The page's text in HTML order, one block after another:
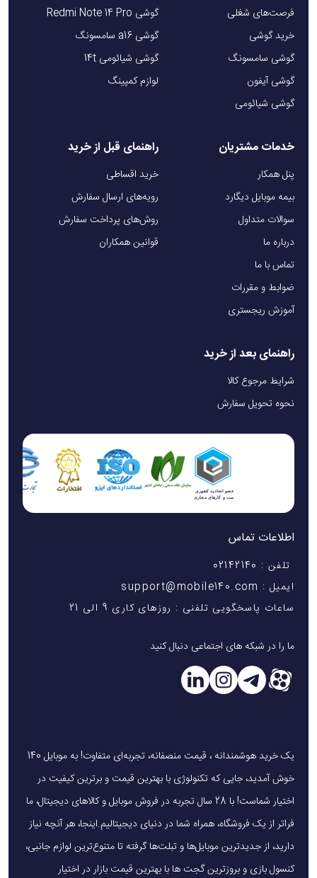
فرصت‌های شغلی
خرید گوشی
گوشی سامسونگ
گوشی آیفون
گوشی شیائومی
گوشی Redmi Note 14 Pro
گوشی a16 سامسونگ
گوشی شیائومی 14t
لوازم کمپینگ
خدمات مشتریان
پنل همکار
بیمه موبایل دیگارد
سوالات متداول
درباره ما
تماس با ما
ضوابط و مقررات
آموزش ریجستری
راهنمای قبل از خرید
خرید اقساطی
رویه‌های ارسال سفارش
روش‌های پرداخت سفارش
قوانین همکاران
راهنمای بعد از خرید
شرایط مرجوع کالا
نحوه تحویل سفارش
اطلاعات تماس
تلفن : 02142140
ایمیل : support@mobile140.com
ساعات پاسخگویی تلفنی : روزهای کاری 9 الی 21
ما را در شبکه های اجتماعی دنبال کنید
یک خرید هوشمندانه ، قیمت منصفانه، تجربه‌ای متفاوت! به موبایل 140
خوش آمدید، جایی که تکنولوژی با بهترین قیمت و برترین کیفیت در
اختیار شماست! با 28 سال تجربه در فروش موبایل و کالاهای دیجیتال، ما
فراتر از یک فروشگاه، همراه شما در دنیای دیجیتالیم.اینجا، هر آنچه نیاز
دارید، از جدیدترین موبایل‌ها و تبلت‌ها گرفته تا متنوع‌ترین لوازم جانبی،
کنسول بازی و بروزترین گجت ها با بهترین قیمت بازار در اختیار